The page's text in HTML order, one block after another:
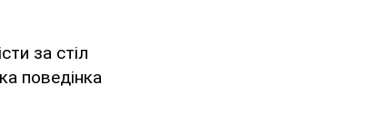
за стіл
поведінка